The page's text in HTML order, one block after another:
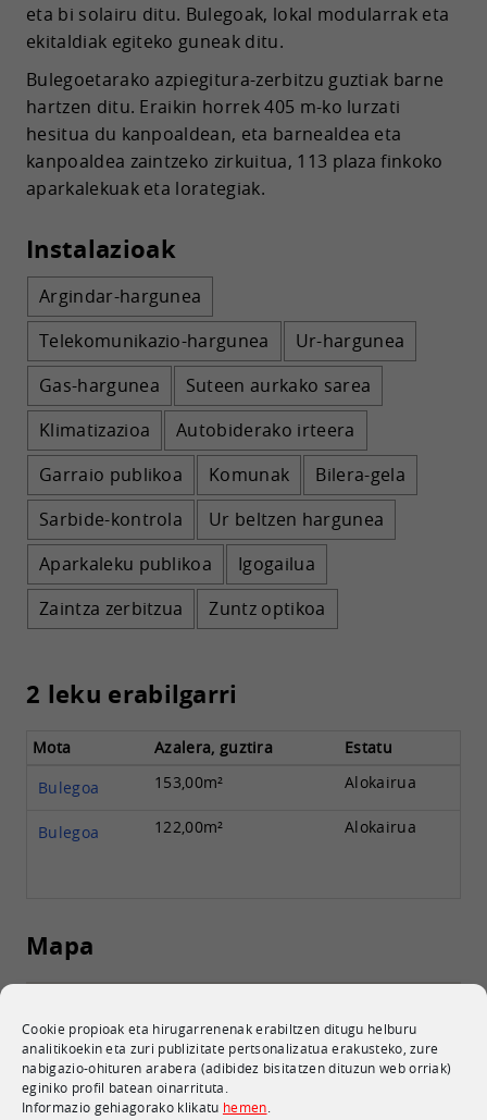
Cookie propioak eta hirugarrenenak erabiltzen ditugu helburu
analitikoekin eta zuri publizitate pertsonalizatua erakusteko, zure
nabigazio-ohituren arabera (adibidez bisitatzen dituzun web orriak)
eginiko profil batean oinarrituta.
Informazio gehiagorako klikatu hemen
eta bi solairu ditu. Bulegoak, lokal modularrak eta
ekitaldiak egiteko guneak ditu.
Bulegoetarako azpiegitura-zerbitzu guztiak barne
hartzen ditu. Eraikin horrek 405 m-ko lurzati
hesitua du kanpoaldean, eta barnealdea eta
kanpoaldea zaintzeko zirkuitua, 113 plaza finkoko
aparkalekuak eta lorategiak.
Instalazioak
Argindar-hargunea
Telekomunikazio-hargunea
Ur-hargunea
Gas-hargunea
Suteen aurkako sarea
Klimatizazioa
Autobiderako irteera
Garraio publikoa
Komunak
Bilera-gela
Sarbide-kontrola
Ur beltzen hargunea
Aparkaleku publikoa
Igogailua
Zaintza zerbitzua
Zuntz optikoa
2 leku erabilgarri
Mota Azalera, guztira
Estatu
Bulegoa
153,00m² Alokairua
Bulegoa 122,00m² Alokairua
Mapa
Edificio Azucarera Poligono Ali